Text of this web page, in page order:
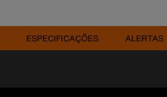
ESPECIFICAÇÕES ALERTAS